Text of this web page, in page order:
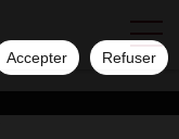
Accepter Refuser